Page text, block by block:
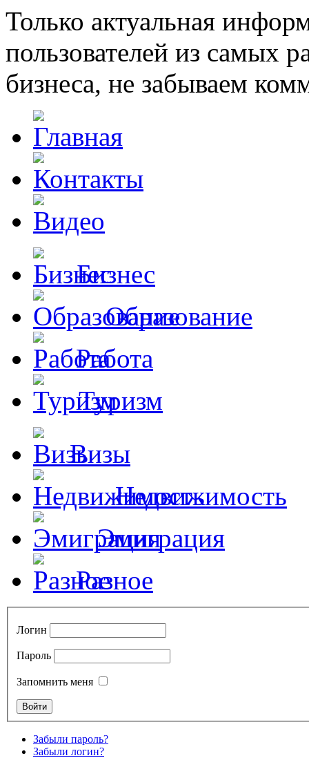
Только актуальная
пользователей из самых
бизнеса, не забываем
Бизнес
Образование
Работа
Туризм
Визы
Недвижимость
Эмиграция
Разное
Логин
Пароль
Запомнить меня
Забыли пароль?
Забыли логин?